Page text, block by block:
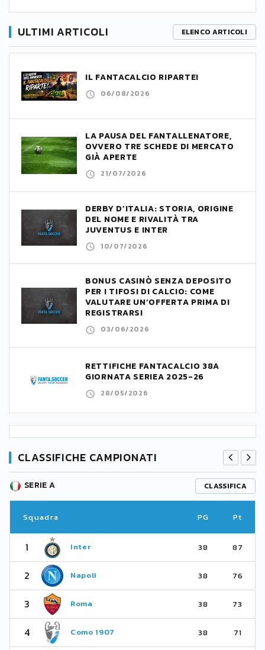
ULTIMI ARTICOLI ELENCO ARTICOLI
IL FANTACALCIO RIPARTE!
06/08/2026
LA PAUSA DEL FANTALLENATORE,
OVVERO TRE SCHEDE DI MERCATO
GIÀ APERTE
21/07/2026
DERBY D’ITALIA: STORIA, ORIGINE
DEL NOME E RIVALITÀ TRA
JUVENTUS E INTER
10/07/2026
BONUS CASINÒ SENZA DEPOSITO
PER I TIFOSI DI CALCIO: COME
VALUTARE UN’OFFERTA PRIMA DI
REGISTRARSI
03/06/2026
RETTIFICHE FANTACALCIO 38A
GIORNATA SERIEA 2025-26
28/05/2026
CLASSIFICHE CAMPIONATI
SERIE A CLASSIFICA
Squadra PG Pt
1 Inter 38 87
2 Napoli 38 76
3 Roma 38 73
4 Como 1907 38 71